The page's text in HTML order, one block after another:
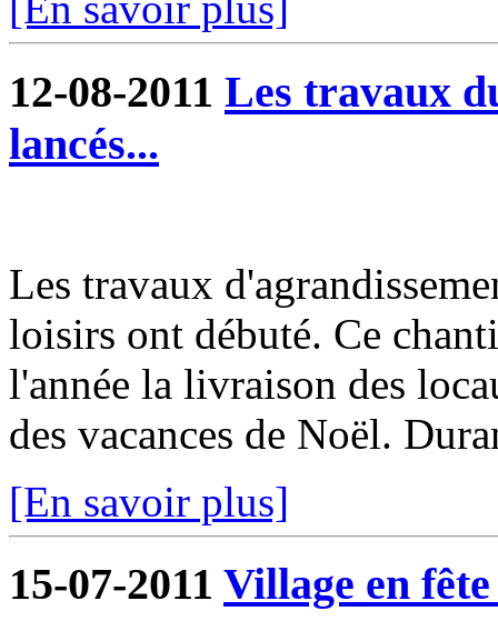
12-08-2011 Les travaux
lancés...
Les travaux
loisirs ont débuté. Ce
l'année la livraison des
des vacances de Noël.
[En savoir plus]
15-07-2011 Village en